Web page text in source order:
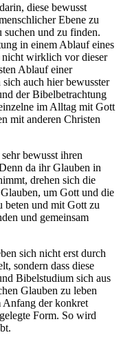
diese bewusst
Ebene zu
suchen und zu finden.
in einem Ablauf eines
nicht wirklich vor dieser
Ablauf einer
auch hier bewusster
der Bibelbetrachtung
im Alltag mit Gott
mit anderen Christen
bewusst ihren
da ihr Glauben in
drehen sich die
um Gott und die
beten und mit Gott zu
und gemeinsam
sich nicht erst durch
sondern dass diese
Bibelstudium sich aus
Glauben zu leben
Anfang der konkret
Form. So wird